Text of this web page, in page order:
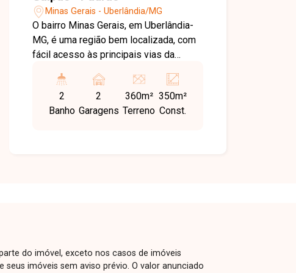
Minas Gerais - Uberlândia/MG
O bairro Minas Gerais, em Uberlândia-
MG, é uma região bem localizada, com
fácil acesso às principais vias da
sendo ideal para instalação de
empresas e atividades logísticas. O
imóvel dispõe de amplo vão livre com
negócio. Localizado em ponto
2
Banho
2
Garagens
360m²
Terreno
350m²
Const.
do imóvel, exceto nos casos de imóveis
imóveis sem aviso prévio. O valor anunciado